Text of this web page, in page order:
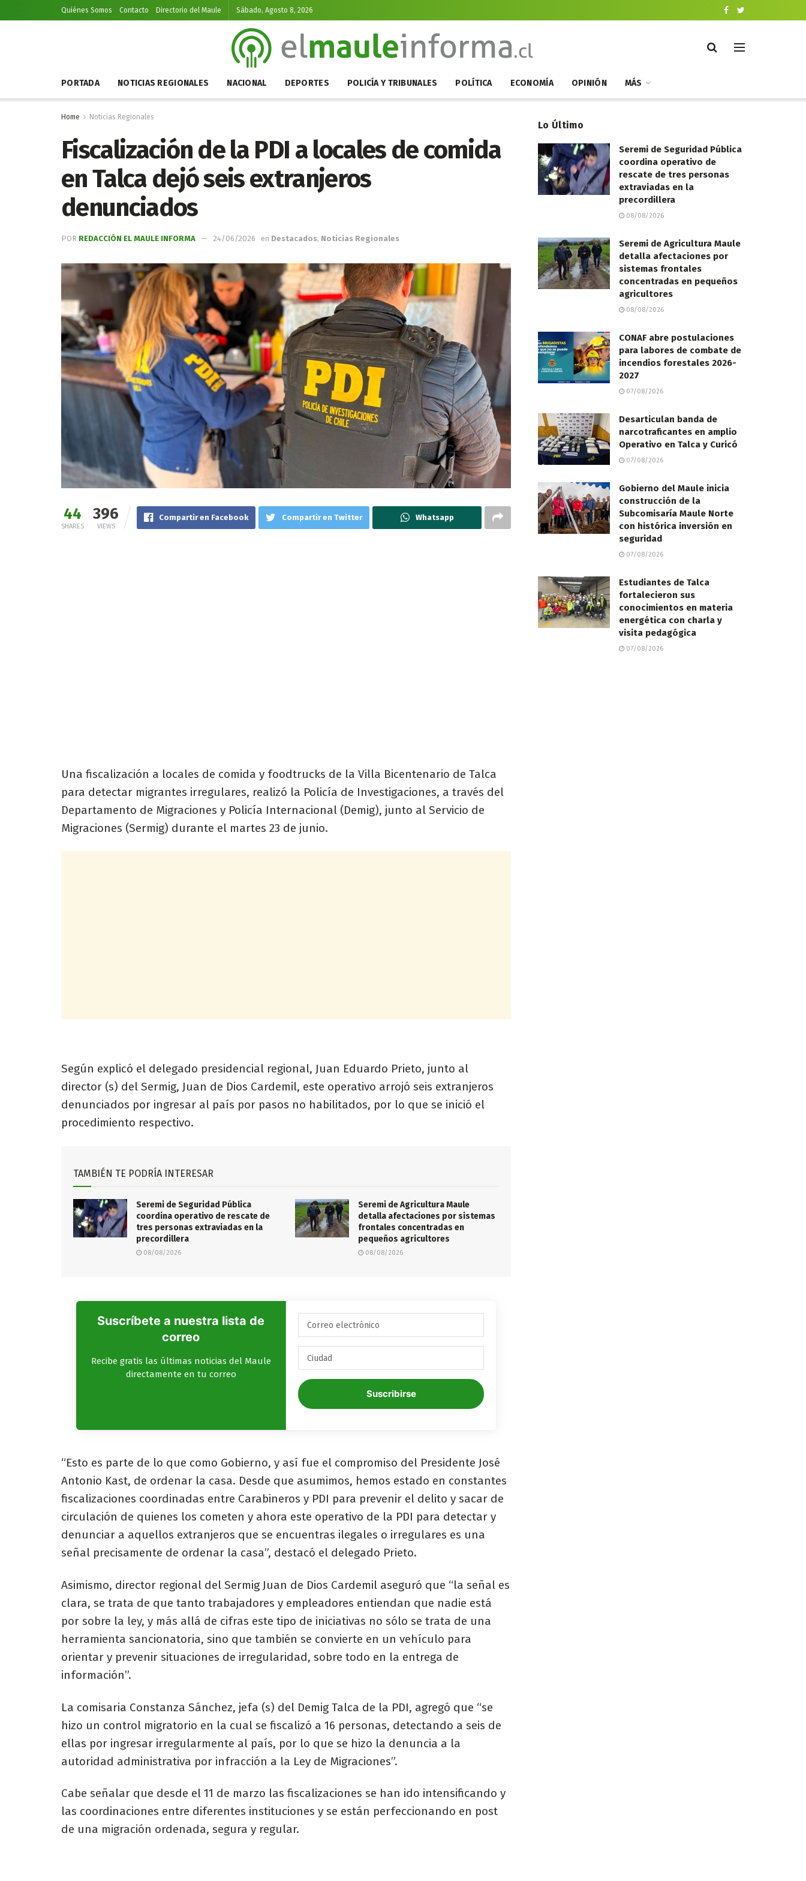
Quiénes Somos Contacto Directorio del Maule Sábado, Agosto 8, 2026
PORTADA NOTICIAS REGIONALES NACIONAL DEPORTES POLICÍA Y TRIBUNALES POLÍTICA ECONOMÍA OPINIÓN MÁS
Home Noticias Regionales
Fiscalización de la PDI a locales de comida
en Talca dejó seis extranjeros
denunciados
POR REDACCIÓN EL MAULE INFORMA 24/06/2026 en Destacados, Noticias Regionales
44
SHARES
396
VIEWS
Compartir en Facebook Compartir en Twitter Whatsapp
Una fiscalización a locales de comida y foodtrucks de la Villa Bicentenario de Talca
para detectar migrantes irregulares, realizó la Policía de Investigaciones, a través del
Departamento de Migraciones y Policía Internacional (Demig), junto al Servicio de
Migraciones (Sermig) durante el martes 23 de junio.
Según explicó el delegado presidencial regional, Juan Eduardo Prieto, junto al
director (s) del Sermig, Juan de Dios Cardemil, este operativo arrojó seis extranjeros
denunciados por ingresar al país por pasos no habilitados, por lo que se inició el
procedimiento respectivo.
TAMBIÉN TE PODRÍA INTERESAR
Seremi de Seguridad Pública
coordina operativo de rescate de
tres personas extraviadas en la
precordillera
08/08/2026
Seremi de Agricultura Maule
detalla afectaciones por sistemas
frontales concentradas en
pequeños agricultores
08/08/2026
Suscríbete a nuestra lista de
correo
Recibe gratis las últimas noticias del Maule
directamente en tu correo
Suscribirse
“Esto es parte de lo que como Gobierno, y así fue el compromiso del Presidente José
Antonio Kast, de ordenar la casa. Desde que asumimos, hemos estado en constantes
fiscalizaciones coordinadas entre Carabineros y PDI para prevenir el delito y sacar de
circulación de quienes los cometen y ahora este operativo de la PDI para detectar y
denunciar a aquellos extranjeros que se encuentras ilegales o irregulares es una
señal precisamente de ordenar la casa”, destacó el delegado Prieto.
Asimismo, director regional del Sermig Juan de Dios Cardemil aseguró que “la señal es
clara, se trata de que tanto trabajadores y empleadores entiendan que nadie está
por sobre la ley, y más allá de cifras este tipo de iniciativas no sólo se trata de una
herramienta sancionatoria, sino que también se convierte en un vehículo para
orientar y prevenir situaciones de irregularidad, sobre todo en la entrega de
información”.
La comisaria Constanza Sánchez, jefa (s) del Demig Talca de la PDI, agregó que “se
hizo un control migratorio en la cual se fiscalizó a 16 personas, detectando a seis de
ellas por ingresar irregularmente al país, por lo que se hizo la denuncia a la
autoridad administrativa por infracción a la Ley de Migraciones”.
Cabe señalar que desde el 11 de marzo las fiscalizaciones se han ido intensificando y
las coordinaciones entre diferentes instituciones y se están perfeccionando en post
de una migración ordenada, segura y regular.
Lo Último
Seremi de Seguridad Pública
coordina operativo de
rescate de tres personas
extraviadas en la
precordillera
08/08/2026
Seremi de Agricultura Maule
detalla afectaciones por
sistemas frontales
concentradas en pequeños
agricultores
08/08/2026
CONAF abre postulaciones
para labores de combate de
incendios forestales 2026-
2027
07/08/2026
Desarticulan banda de
narcotraficantes en amplio
Operativo en Talca y Curicó
07/08/2026
Gobierno del Maule inicia
construcción de la
Subcomisaría Maule Norte
con histórica inversión en
seguridad
07/08/2026
Estudiantes de Talca
fortalecieron sus
conocimientos en materia
energética con charla y
visita pedagógica
07/08/2026